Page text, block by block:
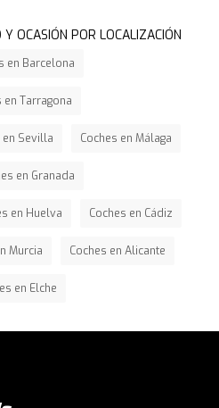
OCASIÓN POR LOCALIZACIÓN
en Barcelona
en Tarragona
en Sevilla Coches en Málaga
en Granada
en Huelva Coches en Cádiz
Murcia Coches en Alicante
en Elche